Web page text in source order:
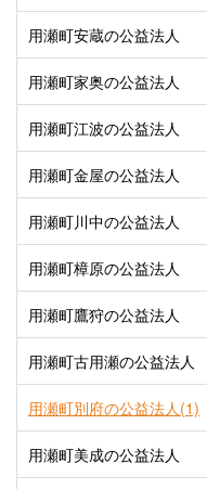
用瀬町安蔵の公益法人
用瀬町家奥の公益法人
用瀬町江波の公益法人
用瀬町金屋の公益法人
用瀬町川中の公益法人
用瀬町樟原の公益法人
用瀬町鷹狩の公益法人
用瀬町古用瀬の公益法人
用瀬町別府の公益法人(1)
用瀬町美成の公益法人